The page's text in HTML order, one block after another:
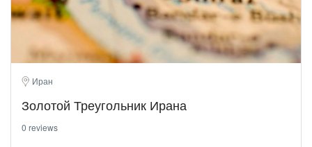
Иран
Золотой Треугольник Ирана
0 reviews